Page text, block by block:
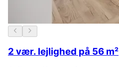
2 vær. lejlighed på 56 m²